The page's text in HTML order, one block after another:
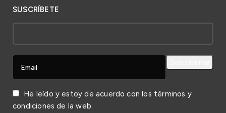
SUSCRÍBETE
He leído y estoy de acuerdo con los términos y
condiciones de la web.